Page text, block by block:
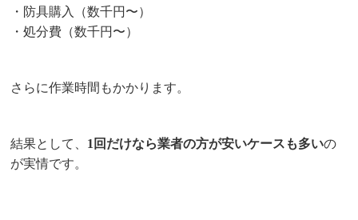
・防具購入（数千円〜）
・処分費（数千円〜）
さらに作業時間もかかります。
結果として、 1回だけなら業者の方が安いケースも多いの
が実情です。